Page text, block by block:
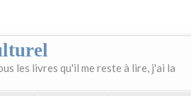
les livres qu'il me reste à lire, j'ai la